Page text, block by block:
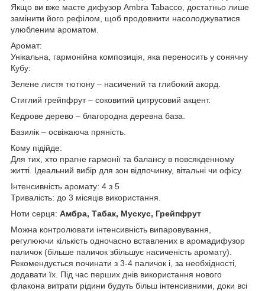
Якщо ви вже маєте дифузор Ambra Tabacco, достатньо лише
замінити його рефілом, щоб продовжити насолоджуватися
улюбленим ароматом.
Аромат:
Унікальна, гармонійна композиція, яка переносить у сонячну
Кубу:
Зелене листя тютюну – насичений та глибокий акорд.
Стиглий грейпфрут – соковитий цитрусовий акцент.
Кедрове дерево – благородна деревна база.
Базилік – освіжаюча пряність.
Кому підійде:
Для тих, хто прагне гармонії та балансу в повсякденному
житті. Ідеальний вибір для зон відпочинку, вітальні чи офісу.
Інтенсивність аромату: 4 з 5
Тривалість: до 3 місяців використання.
Ноти серця: Амбра, Табак, Мускус, Грейпфрут
Можна контролювати інтенсивність випаровування,
регулюючи кількість одночасно вставлених в аромадифузор
паличок (більше паличок збільшує насиченість аромату).
Рекомендується починати з 3-4 паличок і, за необхідності,
додавати їх. Під час перших днів використання нового
флакона витрати рідини будуть більш інтенсивними, доки всі